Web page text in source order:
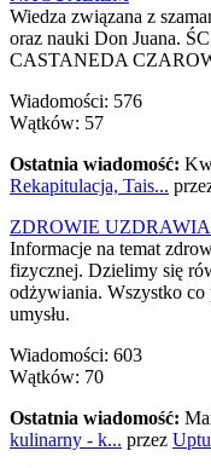
Wiedza związana z
oraz nauki Don Juana.
CASTANEDA
Wiadomości: 576
Wątków: 57
Ostatnia wiadomość:
Rekapitulacja, Tais...
ZDROWIE
Informacje na temat
fizycznej. Dzielimy się
odżywiania. Wszystko co
umysłu.
Wiadomości: 603
Wątków: 70
Ostatnia wiadomość:
kulinarny - k... przez